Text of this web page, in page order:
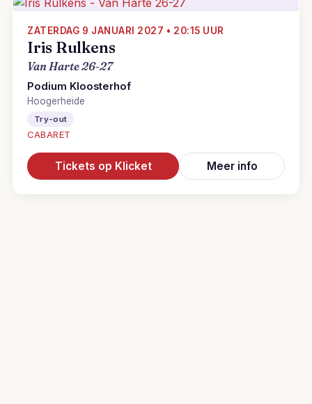
ZATERDAG 9 JANUARI 2027 • 20:15 UUR
Iris Rulkens
Van Harte 26-27
Podium Kloosterhof
Hoogerheide
Try-out
CABARET
Tickets op Klicket Meer info